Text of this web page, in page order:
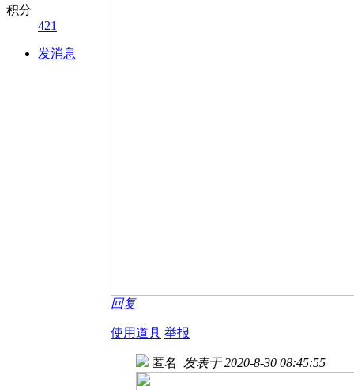
积分
421
发消息
回复
使用道具 举报
匿名 发表于 2020-8-30 08:45:55